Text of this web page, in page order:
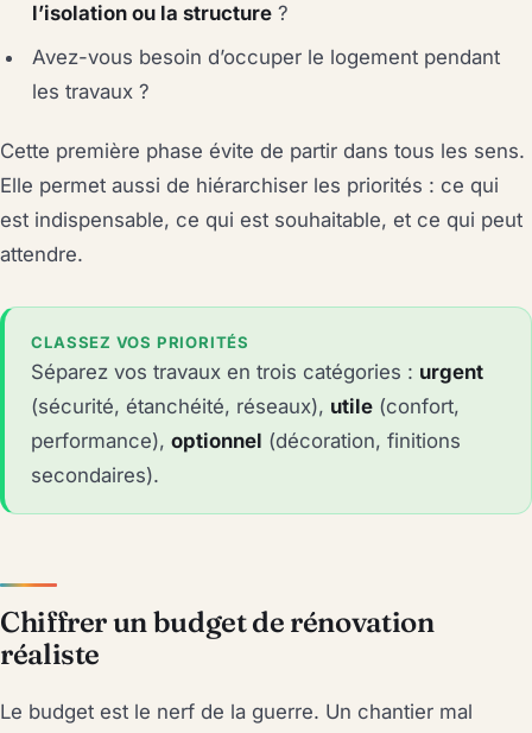
l’isolation ou la structure ?
Avez-vous besoin d’occuper le logement pendant
les travaux ?
Cette première phase évite de partir dans tous les sens.
Elle permet aussi de hiérarchiser les priorités : ce qui
est indispensable, ce qui est souhaitable, et ce qui peut
attendre.
CLASSEZ VOS PRIORITÉS
Séparez vos travaux en trois catégories : urgent
(sécurité, étanchéité, réseaux), utile (confort,
performance),optionnel (décoration, finitions
secondaires).
Chiffrer un budget de rénovation
réaliste
Le budget est le nerf de la guerre. Un chantier mal